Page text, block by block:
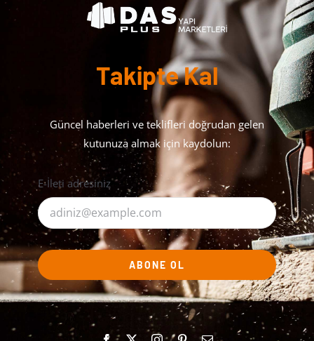
Takipte Kal
Güncel haberleri ve teklifleri doğrudan gelen
kutunuza almak için kaydolun:
E-İleti adresiniz
ABONE OL